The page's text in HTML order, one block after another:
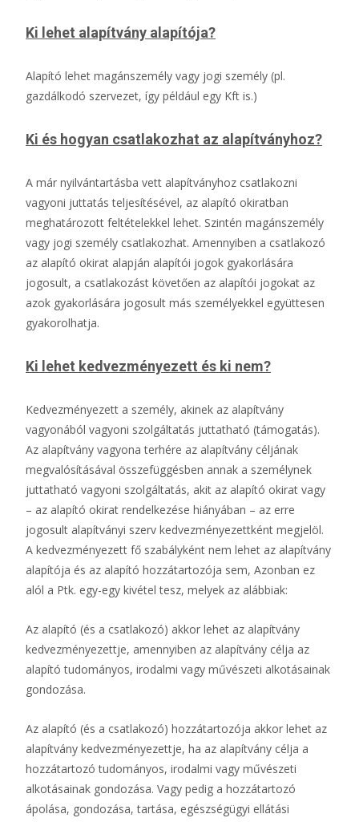
Ki lehet alapítvány alapítója?
Alapító lehet magánszemély vagy jogi személy (pl.
gazdálkodó szervezet, így például egy Kft is.)
Ki és hogyan csatlakozhat az alapítványhoz?
A már nyilvántartásba vett alapítványhoz csatlakozni
vagyoni juttatás teljesítésével, az alapító okiratban
meghatározott feltételekkel lehet. Szintén magánszemély
vagy jogi személy csatlakozhat. Amennyiben a csatlakozó
az alapító okirat alapján alapítói jogok gyakorlására
jogosult, a csatlakozást követően az alapítói jogokat az
azok gyakorlására jogosult más személyekkel együttesen
gyakorolhatja.
Ki lehet kedvezményezett és ki nem?
Kedvezményezett a személy, akinek az alapítvány
vagyonából vagyoni szolgáltatás juttatható (támogatás).
Az alapítvány vagyona terhére az alapítvány céljának
megvalósításával összefüggésben annak a személynek
juttatható vagyoni szolgáltatás, akit az alapító okirat vagy
– az alapító okirat rendelkezése hiányában – az erre
jogosult alapítványi szerv kedvezményezettként megjelöl.
A kedvezményezett fő szabályként nem lehet az alapítvány
alapítója és az alapító hozzátartozója sem, Azonban ez
alól a Ptk. egy-egy kivétel tesz, melyek az alábbiak:
Az alapító (és a csatlakozó) akkor lehet az alapítvány
kedvezményezettje, amennyiben az alapítvány célja az
alapító tudományos, irodalmi vagy művészeti alkotásainak
gondozása.
Az alapító (és a csatlakozó) hozzátartozója akkor lehet az
alapítvány kedvezményezettje, ha az alapítvány célja a
hozzátartozó tudományos, irodalmi vagy művészeti
alkotásainak gondozása. Vagy pedig a hozzátartozó
ápolása, gondozása, tartása, egészségügyi ellátási